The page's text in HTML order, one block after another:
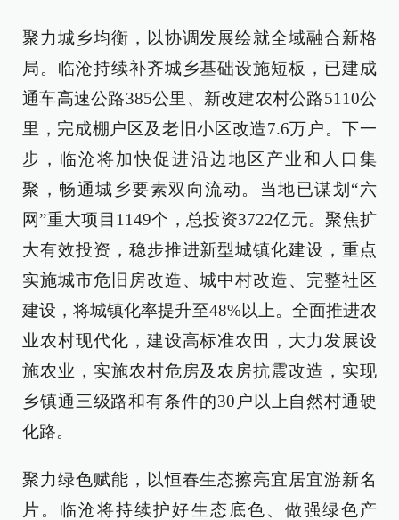
聚力城乡均衡，以协调发展绘就全域融合新格
局。临沧持续补齐城乡基础设施短板，已建成
通车高速公路385公里、新改建农村公路5110公
里，完成棚户区及老旧小区改造7.6万户。下一
步，临沧将加快促进沿边地区产业和人口集
聚，畅通城乡要素双向流动。当地已谋划“六
网”重大项目1149个，总投资3722亿元。聚焦扩
大有效投资，稳步推进新型城镇化建设，重点
实施城市危旧房改造、城中村改造、完整社区
建设，将城镇化率提升至48%以上。全面推进农
业农村现代化，建设高标准农田，大力发展设
施农业，实施农村危房及农房抗震改造，实现
乡镇通三级路和有条件的30户以上自然村通硬
化路。
聚力绿色赋能，以恒春生态擦亮宜居宜游新名
片。临沧将持续护好生态底色、做强绿色产